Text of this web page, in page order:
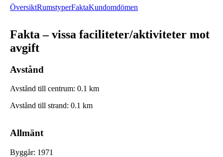
ÖversiktRumstyperFaktaKundomdömen
Fakta – vissa faciliteter/aktiviteter mot
avgift
Avstånd
Avstånd till centrum: 0.1 km
Avstånd till strand: 0.1 km
Allmänt
Byggår: 1971